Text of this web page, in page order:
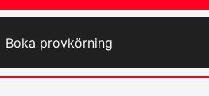
Boka provkörning